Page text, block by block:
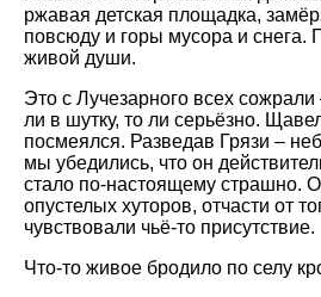
ржавая детская площадка,
повсюду и горы мусора и снега.
живой души.
Это с Лучезарного всех сожрали
ли в шутку, то ли серьёзно.
посмеялся. Разведав Грязи –
мы убедились, что он
стало по-настоящему страшно.
опустелых хуторов, отчасти от
чувствовали чьё-то присутствие.
Что-то живое бродило по селу